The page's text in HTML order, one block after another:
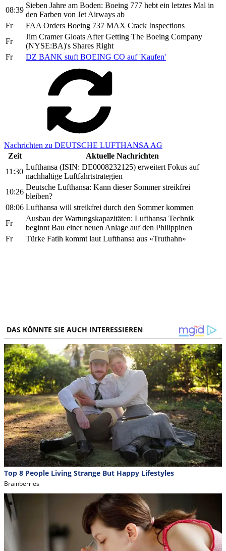
08:39
Sieben Jahre am Boden: Boeing 777 hebt ein letztes Mal in
den Farben von Jet Airways ab
Fr
FAA Orders Boeing 737 MAX Crack Inspections
Fr
Jim Cramer Gloats After Getting The Boeing Company
(NYSE:BA)'s Shares Right
Fr
DZ BANK stuft BOEING CO auf 'Kaufen'
Nachrichten zu DEUTSCHE LUFTHANSA AG
Zeit
Aktuelle Nachrichten
11:30
Lufthansa (ISIN: DE0008232125) erweitert Fokus auf
nachhaltige Luftfahrtstrategien
10:26
Deutsche Lufthansa: Kann dieser Sommer streikfrei
bleiben?
08:06 Lufthansa will streikfrei durch den Sommer kommen
Fr
Ausbau der Wartungskapazitäten: Lufthansa Technik
beginnt Bau einer neuen Anlage auf den Philippinen
Fr
Türke Fatih kommt laut Lufthansa aus «Truthahn»